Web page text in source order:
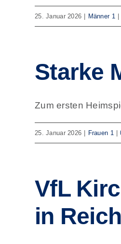
25. Januar 2026 Männer 1
Starke
Zum ersten
25. Januar 2026 Frauen 1
VfL
in